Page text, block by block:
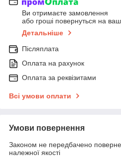
Ви отримаєте замовлення
або гроші повернуться на
Детальніше
Післяплата
Оплата на рахунок
Оплата за реквізитами
Всі умови оплати
Умови повернення
Законом не передбачено
належної якості